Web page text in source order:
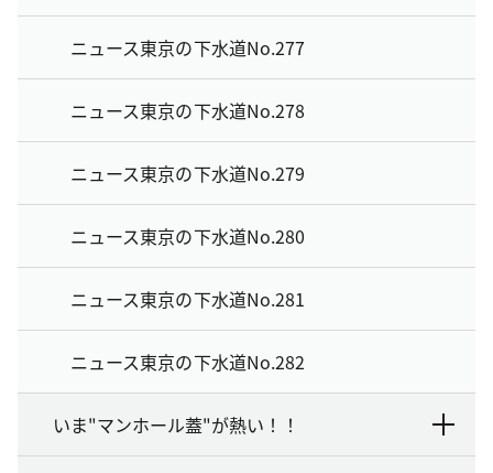
ニュース東京の下水道No.277
ニュース東京の下水道No.278
ニュース東京の下水道No.279
ニュース東京の下水道No.280
ニュース東京の下水道No.281
ニュース東京の下水道No.282
いま"マンホール蓋"が熱い！！